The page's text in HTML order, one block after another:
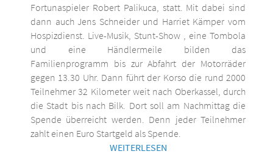
Fortunaspieler Robert Palikuca, statt. Mit dabei sind
dann auch Jens Schneider und Harriet Kämper vom
Hospizdienst. Live-Musik, Stunt-Show , eine Tombola
und eine Händlermeile bilden das
Familienprogramm bis zur Abfahrt der Motorräder
gegen 13.30 Uhr. Dann führt der Korso die rund 2000
Teilnehmer 32 Kilometer weit nach Oberkassel, durch
die Stadt bis nach Bilk. Dort soll am Nachmittag die
Spende überreicht werden. Denn jeder Teilnehmer
zahlt einen Euro Startgeld als Spende.
WEITERLESEN